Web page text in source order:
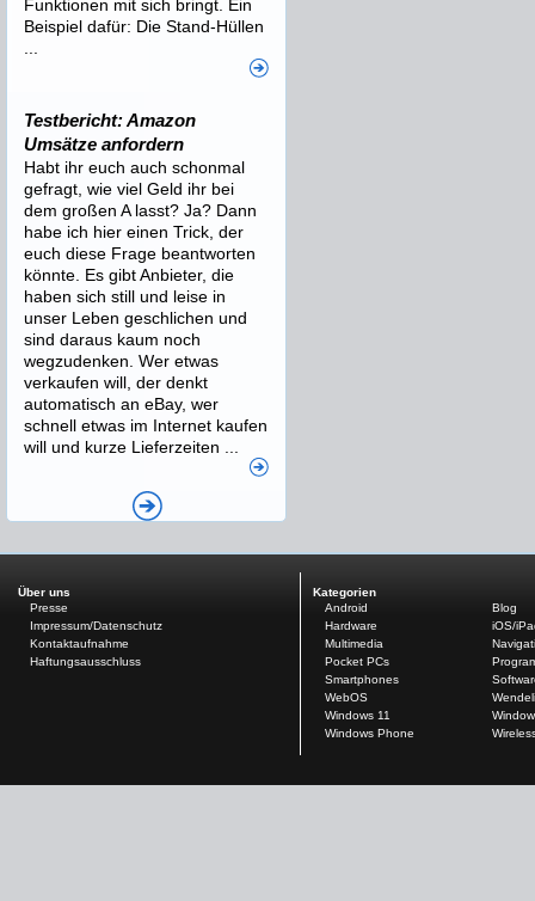
Funktionen mit sich bringt. Ein
Beispiel dafür: Die Stand-Hüllen
Testbericht: Amazon
Umsätze anfordern
Habt ihr euch auch schonmal
gefragt, wie viel Geld ihr bei
dem großen A lasst? Ja? Dann
habe ich hier einen Trick, der
euch diese Frage beantworten
könnte. Es gibt Anbieter, die
haben sich still und leise in
unser Leben geschlichen und
sind daraus kaum noch
wegzudenken. Wer etwas
verkaufen will, der denkt
automatisch an eBay, wer
schnell etwas im Internet kaufen
will und kurze Lieferzeiten ...
Über uns
Presse
Impressum/Datenschutz
Kontaktaufnahme
Haftungsausschluss
Kategorien
Android
Blog
Hardware
iOS/
Multimedia
Pocket PCs
Smartphones
WebOS
Windows 11
Windows Phone